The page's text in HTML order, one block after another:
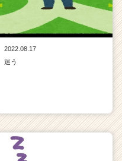
2022.08.17
迷う